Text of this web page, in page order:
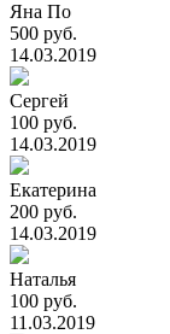
Яна По
500 руб.
14.03.2019
Сергей
100 руб.
14.03.2019
Екатерина
200 руб.
14.03.2019
Наталья
100 руб.
11.03.2019